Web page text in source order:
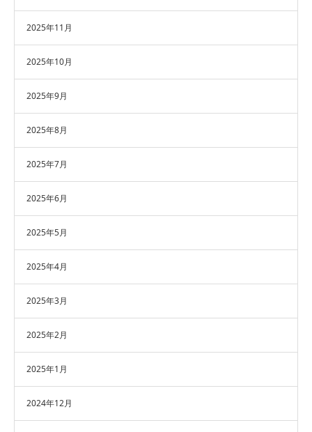
2025年11月
2025年10月
2025年9月
2025年8月
2025年7月
2025年6月
2025年5月
2025年4月
2025年3月
2025年2月
2025年1月
2024年12月